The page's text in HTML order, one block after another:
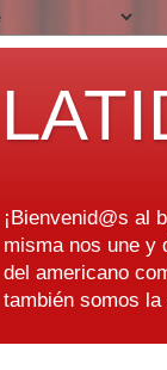
¡Bienvenid@s al
misma nos une y
del americano
también somos